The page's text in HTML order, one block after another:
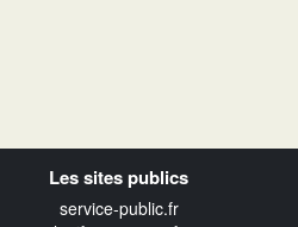
Les sites publics
service-public.fr